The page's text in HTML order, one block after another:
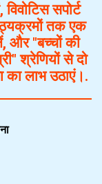
सपोर्ट
तक एक
और "बच्चों की
श्रेणियों से दो
का लाभ उठाएं।.